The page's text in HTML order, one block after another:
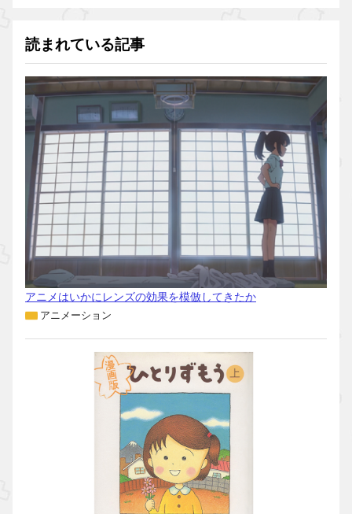
読まれている記事
アニメはいかにレンズの効果を模倣してきたか
アニメーション